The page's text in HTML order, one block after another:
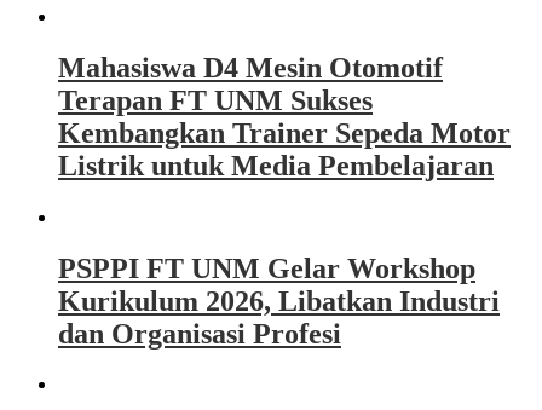
Mahasiswa D4 Mesin Otomotif
Terapan FT UNM Sukses
Kembangkan Trainer Sepeda Motor
Listrik untuk Media Pembelajaran
PSPPI FT UNM Gelar Workshop
Kurikulum 2026, Libatkan Industri
dan Organisasi Profesi